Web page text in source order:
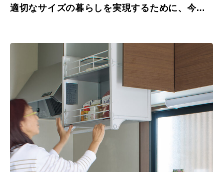
適切なサイズの暮らしを実現するために、今か